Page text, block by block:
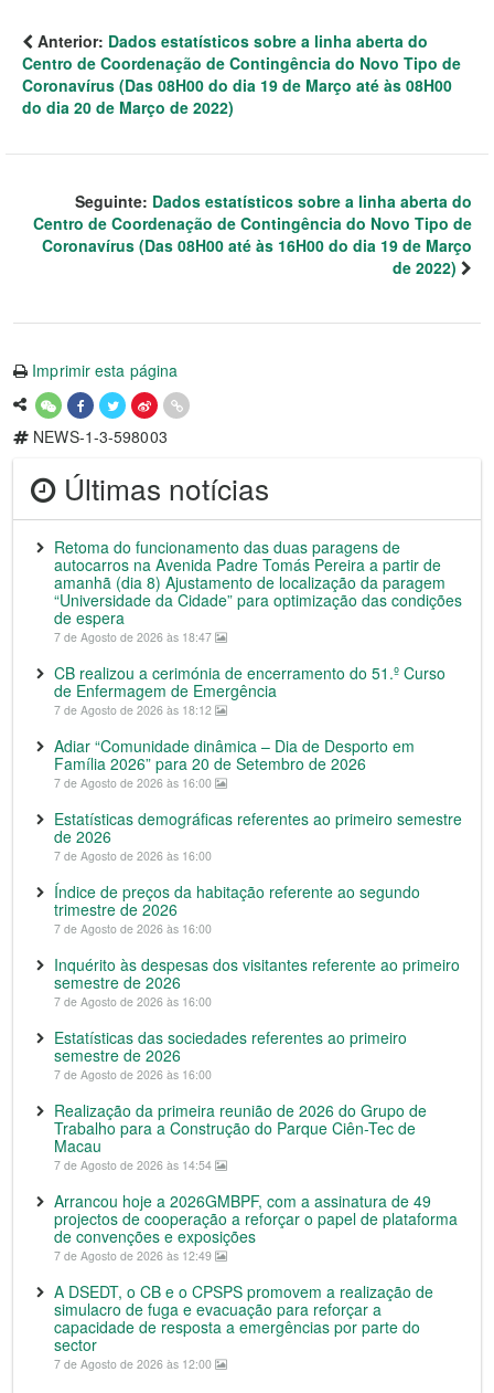
Anterior: Dados estatísticos sobre a linha aberta do
Centro de Coordenação de Contingência do Novo Tipo de
Coronavírus (Das 08H00 do dia 19 de Março até às 08H00
do dia 20 de Março de 2022)
Seguinte: Dados estatísticos sobre a linha aberta do
Centro de Coordenação de Contingência do Novo Tipo de
Coronavírus (Das 08H00 até às 16H00 do dia 19 de Março
de 2022)
Imprimir esta página
NEWS-1-3-598003
Últimas notícias
Retoma do funcionamento das duas paragens de
autocarros na Avenida Padre Tomás Pereira a partir de
amanhã (dia 8) Ajustamento de localização da paragem
“Universidade da Cidade” para optimização das condições
de espera
7 de Agosto de 2026 às 18:47
CB realizou a cerimónia de encerramento do 51.º Curso
de Enfermagem de Emergência
7 de Agosto de 2026 às 18:12
Adiar “Comunidade dinâmica – Dia de Desporto em
Família 2026” para 20 de Setembro de 2026
7 de Agosto de 2026 às 16:00
Estatísticas demográficas referentes ao primeiro semestre
de 2026
7 de Agosto de 2026 às 16:00
Índice de preços da habitação referente ao segundo
trimestre de 2026
7 de Agosto de 2026 às 16:00
Inquérito às despesas dos visitantes referente ao primeiro
semestre de 2026
7 de Agosto de 2026 às 16:00
Estatísticas das sociedades referentes ao primeiro
semestre de 2026
7 de Agosto de 2026 às 16:00
Realização da primeira reunião de 2026 do Grupo de
Trabalho para a Construção do Parque Ciên-Tec de
Macau
7 de Agosto de 2026 às 14:54
Arrancou hoje a 2026GMBPF, com a assinatura de 49
projectos de cooperação a reforçar o papel de plataforma
de convenções e exposições
7 de Agosto de 2026 às 12:49
A DSEDT, o CB e o CPSPS promovem a realização de
simulacro de fuga e evacuação para reforçar a
capacidade de resposta a emergências por parte do
sector
7 de Agosto de 2026 às 12:00